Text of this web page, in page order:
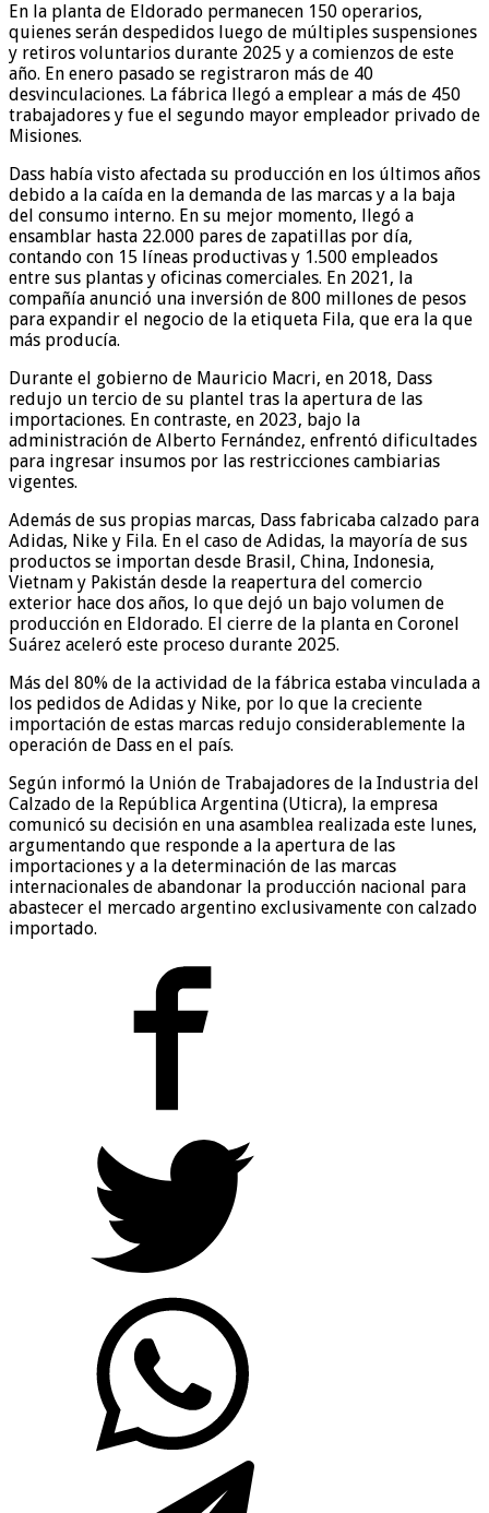
En la planta de Eldorado permanecen 150 operarios,
quienes serán despedidos luego de múltiples suspensiones
y retiros voluntarios durante 2025 y a comienzos de este
año. En enero pasado se registraron más de 40
desvinculaciones. La fábrica llegó a emplear a más de 450
trabajadores y fue el segundo mayor empleador privado de
Misiones.
Dass había visto afectada su producción en los últimos años
debido a la caída en la demanda de las marcas y a la baja
del consumo interno. En su mejor momento, llegó a
ensamblar hasta 22.000 pares de zapatillas por día,
contando con 15 líneas productivas y 1.500 empleados
entre sus plantas y oficinas comerciales. En 2021, la
compañía anunció una inversión de 800 millones de pesos
para expandir el negocio de la etiqueta Fila, que era la que
más producía.
Durante el gobierno de Mauricio Macri, en 2018, Dass
redujo un tercio de su plantel tras la apertura de las
importaciones. En contraste, en 2023, bajo la
administración de Alberto Fernández, enfrentó dificultades
para ingresar insumos por las restricciones cambiarias
vigentes.
Además de sus propias marcas, Dass fabricaba calzado para
Adidas, Nike y Fila. En el caso de Adidas, la mayoría de sus
productos se importan desde Brasil, China, Indonesia,
Vietnam y Pakistán desde la reapertura del comercio
exterior hace dos años, lo que dejó un bajo volumen de
producción en Eldorado. El cierre de la planta en Coronel
Suárez aceleró este proceso durante 2025.
Más del 80% de la actividad de la fábrica estaba vinculada a
los pedidos de Adidas y Nike, por lo que la creciente
importación de estas marcas redujo considerablemente la
operación de Dass en el país.
Según informó la Unión de Trabajadores de la Industria del
Calzado de la República Argentina (Uticra), la empresa
comunicó su decisión en una asamblea realizada este lunes,
argumentando que responde a la apertura de las
importaciones y a la determinación de las marcas
internacionales de abandonar la producción nacional para
abastecer el mercado argentino exclusivamente con calzado
importado.